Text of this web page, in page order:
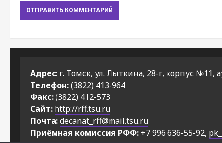
Адрес: г. Томск, ул. Лыткина, 28-г, корпус №11,
Телефон:(3822) 413-964
Факс:(3822) 412-573
Сайт: http://rff.tsu.ru
Почта:decanat_rff@mail.tsu.ru
Приёмная комиссия РФФ: +7 996 636-55-92,